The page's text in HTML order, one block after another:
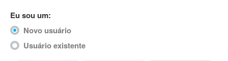
Actimize
ActionScript
ActionScript 3
Eu sou um:
Novo usuário
Usuário existente